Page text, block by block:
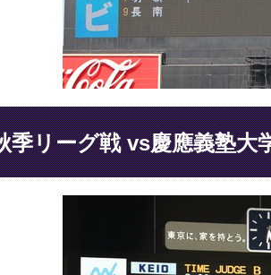
季リーグ戦 vs慶應義塾大